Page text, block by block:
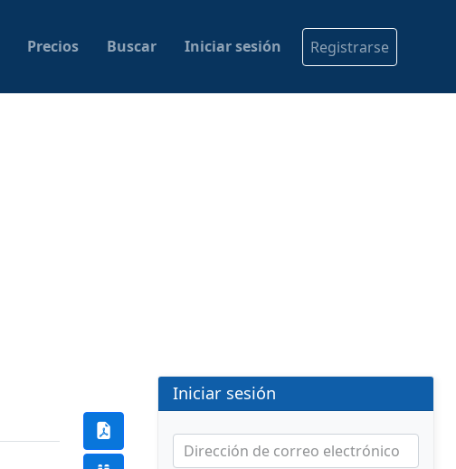
Precios Buscar Iniciar sesión Registrarse
Iniciar sesión
Dirección de correo electrónico